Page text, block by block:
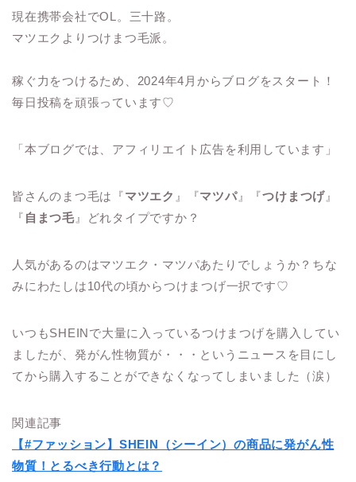
現在携帯会社でOL。三十路。
マツエクよりつけまつ毛派。
稼ぐ力をつけるため、2024年4月からブログをスタート！
毎日投稿を頑張っています♡
「本ブログでは、アフィリエイト広告を利用しています」
皆さんのまつ毛は『マツエク 』『マツパ』『つけまつげ 』
『 自まつ毛』どれタイプですか？
人気があるのはマツエク・マツパあたりでしょうか？ ちな
みにわたしは10代の頃からつけまつげ一択です♡
いつもSHEINで大量に入っているつけまつげを購入してい
ましたが、発がん性物質が・・・というニュースを目にし
てから購入することができなくなってしまいました（涙）
関連記事
【#ファッション】SHEIN（シーイン）の商品に発がん性
物質！とるべき行動とは？